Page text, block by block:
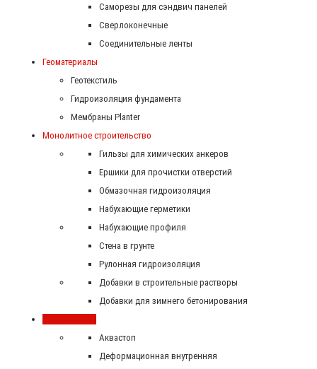
Саморезы для сэндвич панелей
Сверлоконечные
Соединительные ленты
Геоматериалы
Геотекстиль
Гидроизоляция фундамента
Мембраны Planter
Монолитное строительство
Гильзы для химических анкеров
Ершики для прочистки отверстий
Обмазочная гидроизоляция
Набухающие герметики
Набухающие профиля
Стена в грунте
Рулонная гидроизоляция
Добавки в строительные растворы
Добавки для зимнего бетонирования
Аквастоп
Деформационная внутренняя